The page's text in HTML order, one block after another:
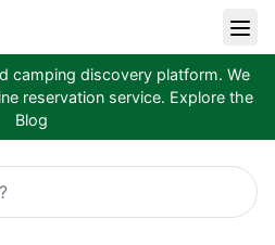
camping discovery platform. We
reservation service. Explore the
Blog